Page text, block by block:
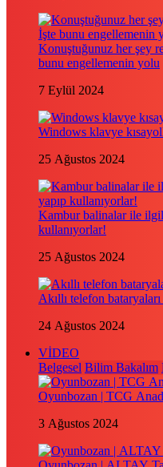
Konuştuğunuz her şey
bunu engellemenin yolu
7 Eylül 2024
Windows klavye
25 Ağustos 2024
Kambur balinalar ile ilgili
kullanıyorlar!
25 Ağustos 2024
Akıllı telefon
24 Ağustos 2024
VİDEO
Belgesel Bilim Bakalım
Oyunbozan | TCG
3 Ağustos 2024